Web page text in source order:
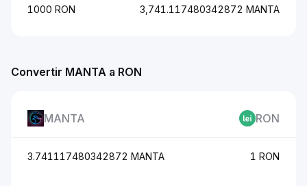
Convertir MANTA a RON
MANTA RON
3.741117480342872 MANTA 1 RON
1000 RON 3,741.117480342872 MANTA